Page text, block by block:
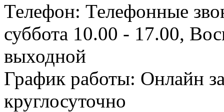
Телефон: Телефонные
суббота 10.00 - 17.00,
выходной
График работы: Онлайн
круглосуточно